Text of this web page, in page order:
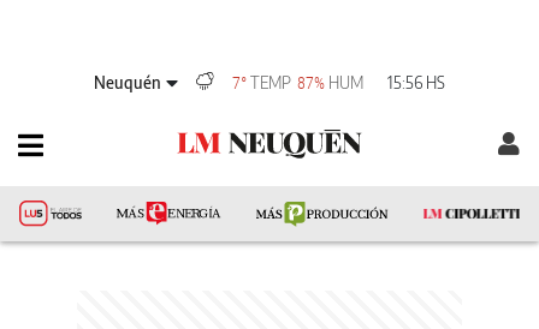
Neuquén 7° TEMP 87% HUM 15:56 HS